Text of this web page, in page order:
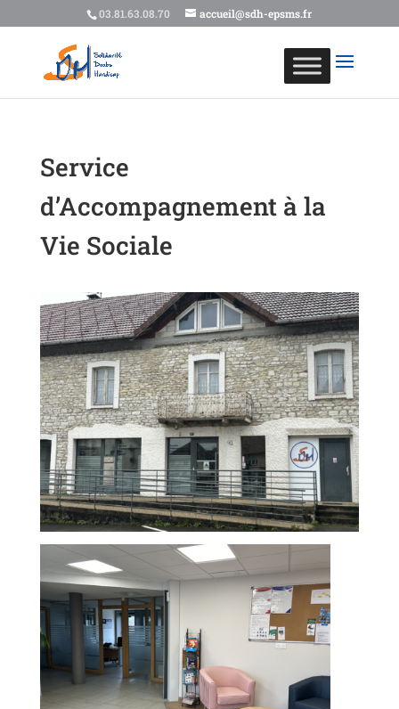
03.81.63.08.70 accueil@sdh-epsms.fr
Service
d’Accompagnement à la
Vie Sociale